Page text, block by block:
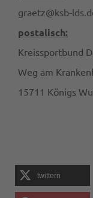
graetz@ksb-
postalisch:
Kreissportbund
Weg am
15711 Königs
twittern